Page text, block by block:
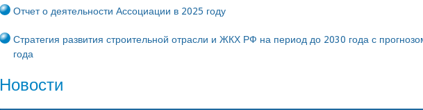
Отчет о деятельности Ассоциации в 2025 году
Стратегия развития строительной отрасли и ЖКХ РФ на период до 2030 года с
года
Новости